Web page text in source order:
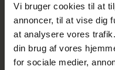
Vi bruger cookies til at
annoncer, til at vise dig
at analysere vores
din brug af vores
for sociale medier,
229,00 kr
183,20 kr
På fjernlager